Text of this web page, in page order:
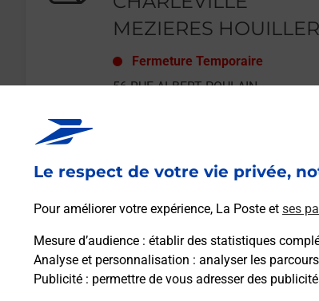
Le respect de votre vie privée,
Pour améliorer votre expérience, La Poste et ses
Mesure d’audience : établir des statistiques
Analyse et personnalisation : analyser les
Publicité : permettre de vous adresser des
MEZIERES
Fermeture Temporaire
56 RUE ALBERT POULAIN
En savoir plus